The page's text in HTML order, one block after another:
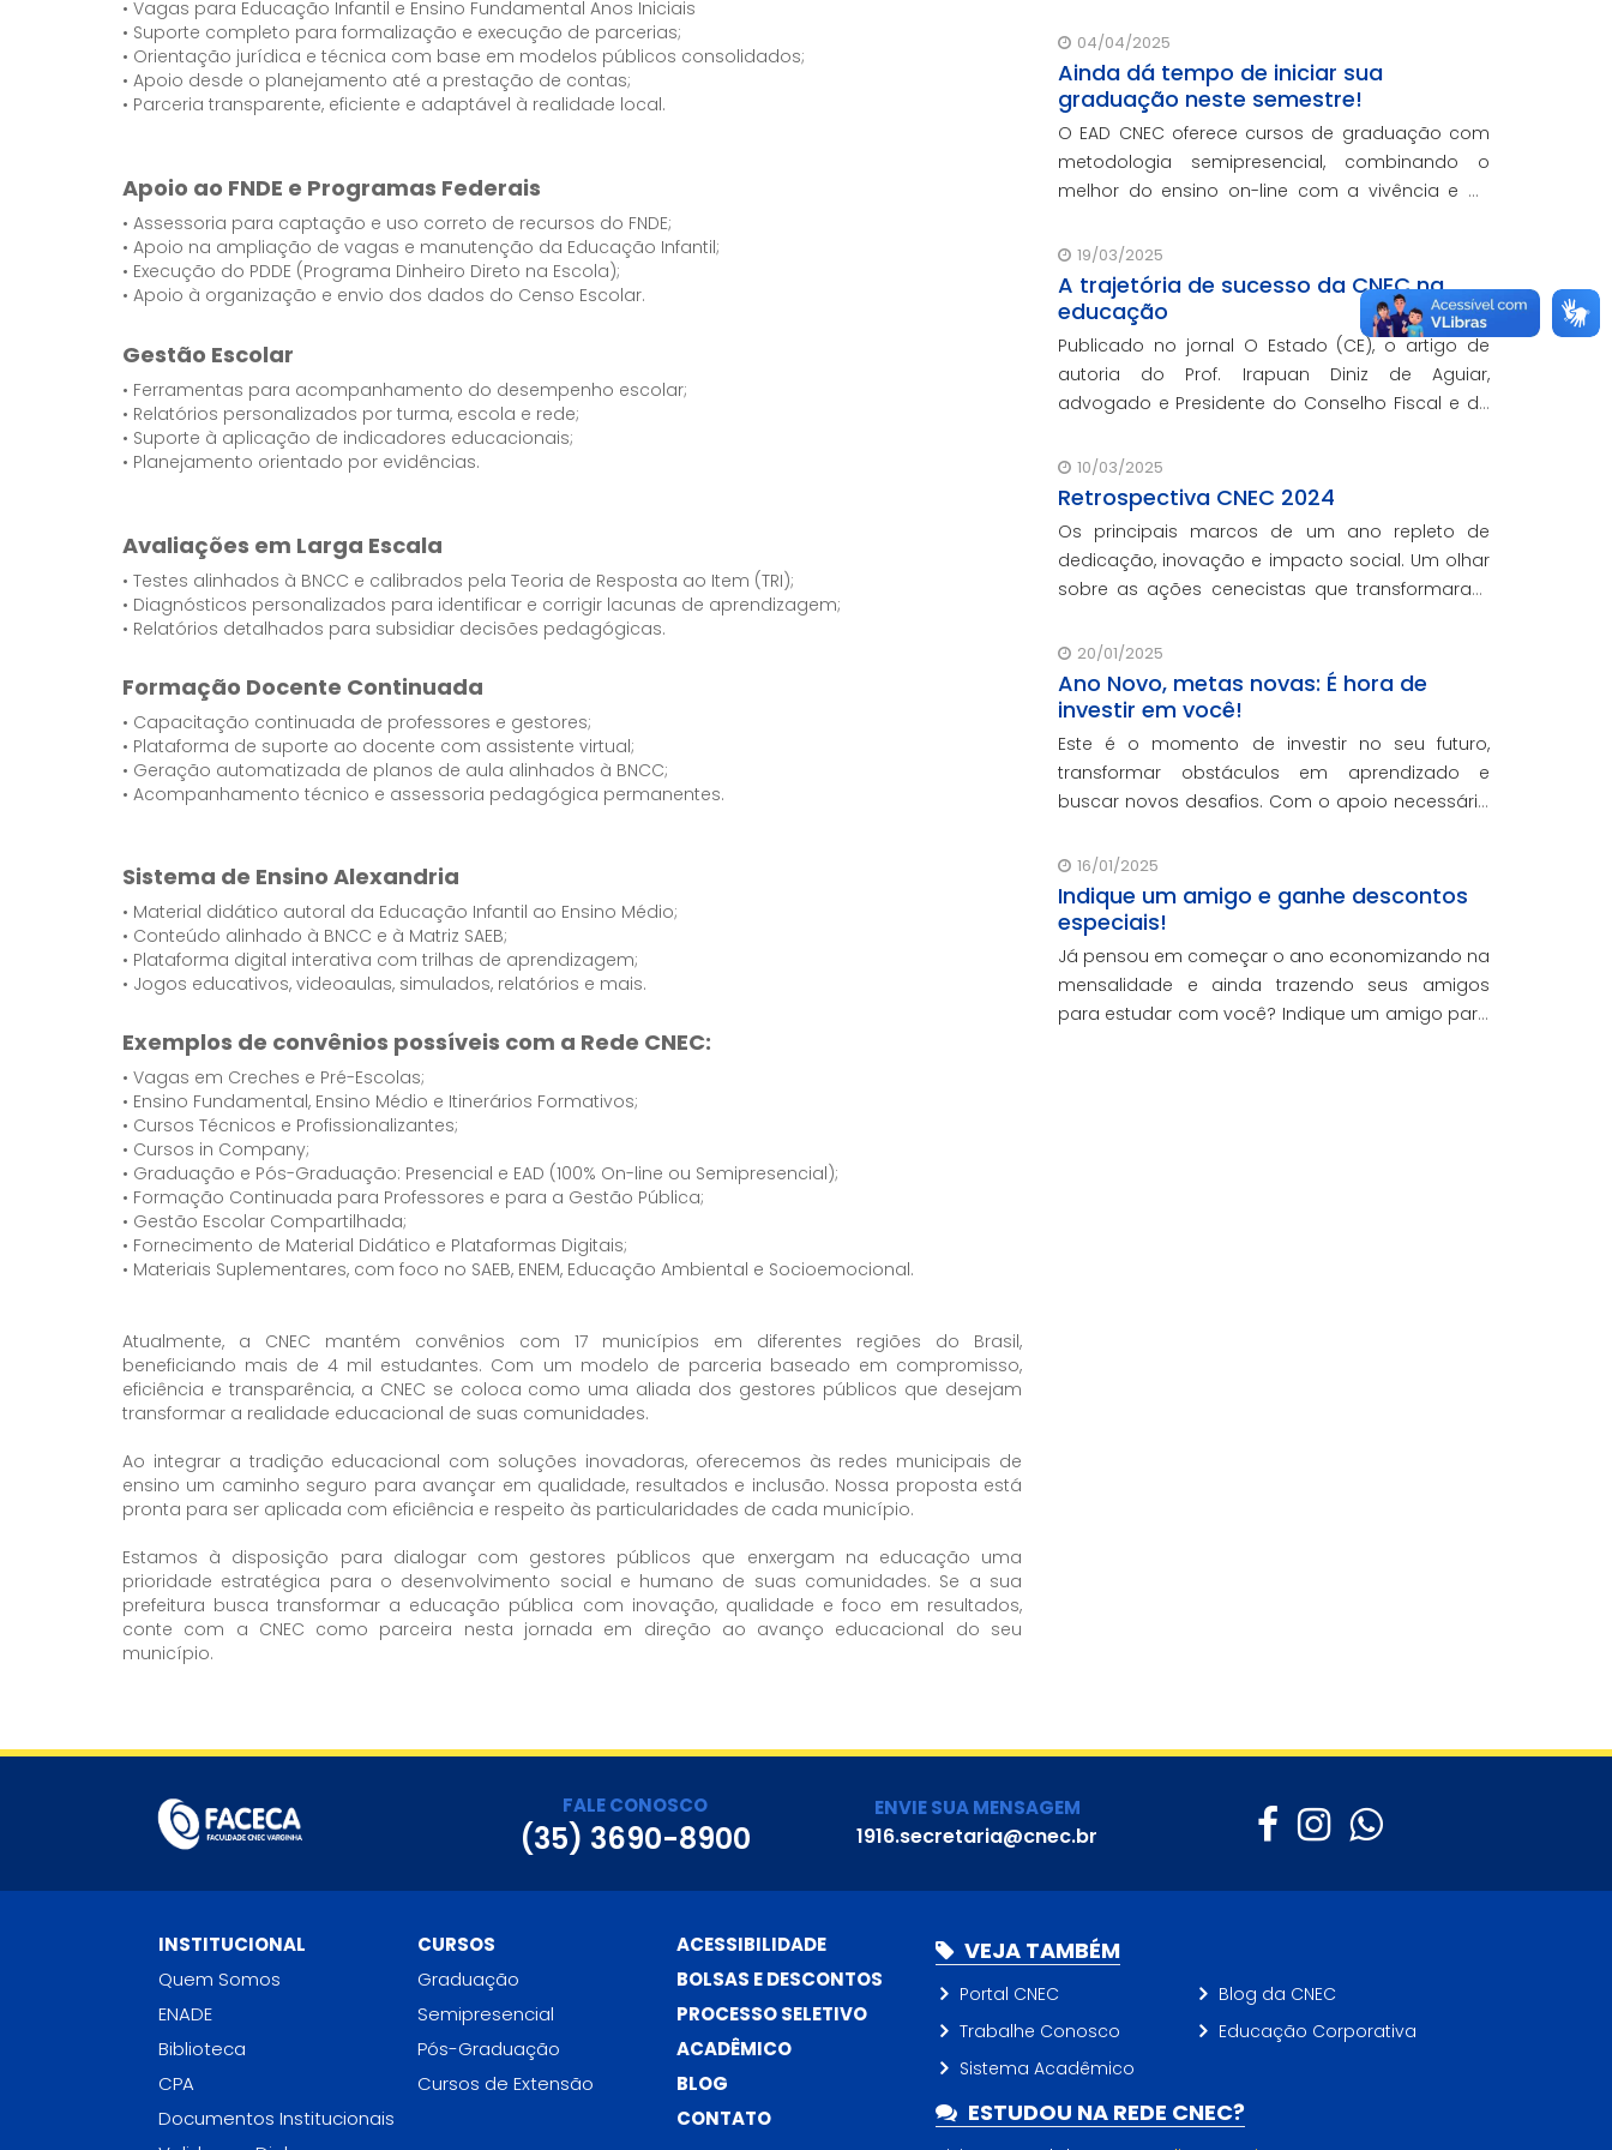
• Vagas para Educação Infantil e Ensino Fundamental Anos Iniciais
• Suporte completo para formalização e execução de parcerias;
• Orientação jurídica e técnica com base em modelos públicos consolidados;
• Apoio desde o planejamento até a prestação de contas;
• Parceria transparente, eficiente e adaptável à realidade local.
Apoio ao FNDE e Programas Federais
• Assessoria para captação e uso correto de recursos do FNDE;
• Apoio na ampliação de vagas e manutenção da Educação Infantil;
• Execução do PDDE (Programa Dinheiro Direto na Escola);
• Apoio à organização e envio dos dados do Censo Escolar.
Gestão Escolar
• Ferramentas para acompanhamento do desempenho escolar;
• Relatórios personalizados por turma, escola e rede;
• Suporte à aplicação de indicadores educacionais;
• Planejamento orientado por evidências.
Avaliações em Larga Escala
• Testes alinhados à BNCC e calibrados pela Teoria de Resposta ao Item (TRI);
• Diagnósticos personalizados para identificar e corrigir lacunas de aprendizagem;
• Relatórios detalhados para subsidiar decisões pedagógicas.
Formação Docente Continuada
• Capacitação continuada de professores e gestores;
• Plataforma de suporte ao docente com assistente virtual;
• Geração automatizada de planos de aula alinhados à BNCC;
• Acompanhamento técnico e assessoria pedagógica permanentes.
Sistema de Ensino Alexandria
• Material didático autoral da Educação Infantil ao Ensino Médio;
• Conteúdo alinhado à BNCC e à Matriz SAEB;
• Plataforma digital interativa com trilhas de aprendizagem;
• Jogos educativos, videoaulas, simulados, relatórios e mais.
Exemplos de convênios possíveis com a Rede CNEC:
• Vagas em Creches e Pré-Escolas;
• Ensino Fundamental, Ensino Médio e Itinerários Formativos;
• Cursos Técnicos e Profissionalizantes;
• Cursos in Company;
• Graduação e Pós-Graduação: Presencial e EAD (100% On-line ou Semipresencial);
• Formação Continuada para Professores e para a Gestão Pública;
• Gestão Escolar Compartilhada;
• Fornecimento de Material Didático e Plataformas Digitais;
• Materiais Suplementares, com foco no SAEB, ENEM, Educação Ambiental e Socioemocional.
Atualmente, a CNEC mantém convênios com 17 municípios em diferentes regiões do Brasil,
beneficiando mais de 4 mil estudantes. Com um modelo de parceria baseado em compromisso,
eficiência e transparência, a CNEC se coloca como uma aliada dos gestores públicos que desejam
transformar a realidade educacional de suas comunidades.
Ao integrar a tradição educacional com soluções inovadoras, oferecemos às redes municipais de
ensino um caminho seguro para avançar em qualidade, resultados e inclusão. Nossa proposta está
pronta para ser aplicada com eficiência e respeito às particularidades de cada município.
Estamos à disposição para dialogar com gestores públicos que enxergam na educação uma
prioridade estratégica para o desenvolvimento social e humano de suas comunidades. Se a sua
prefeitura busca transformar a educação pública com inovação, qualidade e foco em resultados,
conte com a CNEC como parceira nesta jornada em direção ao avanço educacional do seu
município.
continuada em serviço da instituição, contando
com o oferecimento gratuito da Re
04/04/2025
Ainda dá tempo de iniciar sua
graduação neste semestre!
O EAD CNEC oferece cursos de graduação com
metodologia semipresencial, combinando o
melhor do ensino on-line com a vivência e as
19/03/2025
A trajetória de sucesso da CNEC na
educação
Publicado no jornal O Estado (CE), o artigo de
autoria do Prof. Irapuan Diniz de Aguiar,
advogado e Presidente do Conselho Fiscal e de
e o impacto cenecista na educação brasileira.
10/03/2025
Retrospectiva CNEC 2024
Os principais marcos de um ano repleto de
dedicação, inovação e impacto social. Um olhar
sobre as ações cenecistas que transformaram
educação de qualidade.
20/01/2025
Ano Novo, metas novas: É hora de
investir em você!
Este é o momento de investir no seu futuro,
transformar obstáculos em aprendizado e
buscar novos desafios. Com o apoio necessário
estamos aqui para te ajudar a transformar
metas em conquistas reais.
16/01/2025
Indique um amigo e ganhe descontos
especiais!
Já pensou em começar o ano economizando na
mensalidade e ainda trazendo seus amigos
para estudar com você? Indique um amigo para
FALE CONOSCO
(35) 3690-8900
ENVIE SUA MENSAGEM
1916.secretaria@cnec.br
INSTITUCIONAL
Quem Somos
ENADE
Biblioteca
CPA
Documentos Institucionais
CURSOS
Graduação
Semipresencial
Pós-Graduação
Cursos de Extensão
ACESSIBILIDADE
BOLSAS E DESCONTOS
PROCESSO SELETIVO
ACADÊMICO
BLOG
CONTATO
VEJA TAMBÉM
Portal CNEC
Blog da CNEC
Trabalhe Conosco
Educação Corporativa
Sistema Acadêmico
ESTUDOU NA REDE CNEC?